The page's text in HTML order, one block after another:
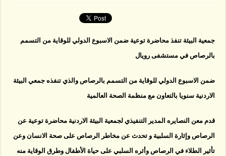
تنفذ
محاضرة
الاسبوع
في
رويال
مغلقة
جمعية البيئة تنفذ محاضرة توعية ضمن الاسبوع الدولي للوقاية من التسمم
بالرصاص في مستشفى رويال
ضمن الاسبوع الدولي للوقاية من التسمم بالرصاص والذي تنفذه جمعي البيئة
الاردنية سنويا بالتعاون مع منظمة الصحة العالمية
قدم معن النصايره المدير التنفيذي لجمعية البيئة الاردنية محاضرة توعية عن
الرصاص وإثارة السلبية و تحدث عن مخاطر الرصاص على صحة الانسان وعن
تأثير الطلاء في الرصاص وأثره السلبي على حياة الأطفال وطرق الوقاية منه